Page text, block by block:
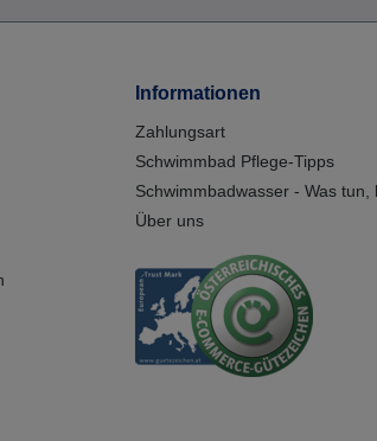
Informationen
Zahlungsart
Schwimmbad Pflege-Tipps
Schwimmbadwasser - Was tun,
Über uns